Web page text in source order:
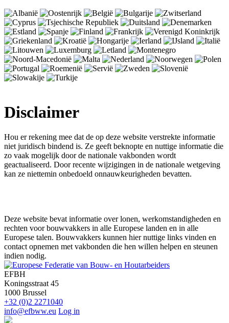
Disclaimer
Hou er rekening mee dat de op deze website verstrekte informatie
niet juridisch bindend is. Ze geeft beknopte en nuttige informatie die
zo vaak mogelijk door de nationale vakbonden wordt
geactualiseerd. Door recente wijzigingen in de nationale wetgeving
kan ze niettemin onbedoeld onnauwkeurigheden bevatten.
Deze website bevat informatie over lonen, werkomstandigheden en
rechten voor bouwvakkers in alle Europese landen en in alle
Europese talen. Bouwvakkers kunnen hier nuttige links vinden en
contact opnemen met vakbonden die hen willen helpen en steunen
indien nodig.
EFBH
Koningsstraat 45
1000 Brussel
+32 (0)2 2271040
info@efbww.eu Log in